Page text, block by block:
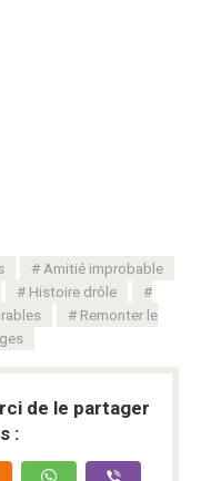
Amitié improbable
Histoire drôle
Remonter le
de le partager
: